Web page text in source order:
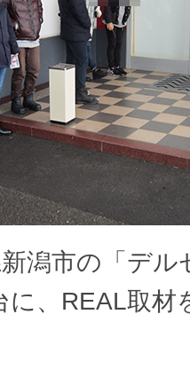
潟市の「デ
に、REAL取材